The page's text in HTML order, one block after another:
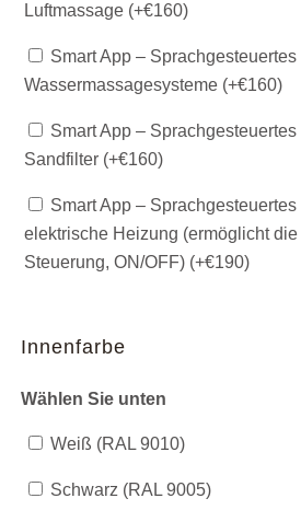
Luftmassage (+€160)
Smart App –
Wassermassagesysteme (+€160)
Smart App –
Sandfilter (+€160)
Smart App –
elektrische Heizung (ermöglicht
Steuerung, ON/OFF) (+€190)
Innenfarbe
Wählen Sie unten
Weiß (RAL 9010)
Schwarz (RAL 9005)